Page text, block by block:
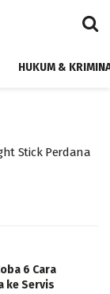
HUKUM &
Stick Perdana
6 Cara
ke Servis